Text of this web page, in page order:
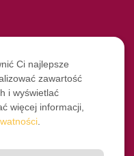
Ci najlepsze
zawartość
i wyświetlać
więcej informacji,